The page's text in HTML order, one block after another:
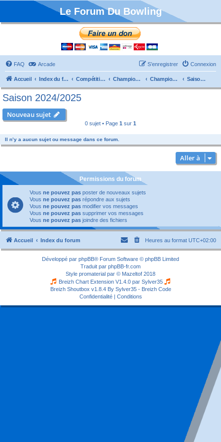
Le Forum Du Bowling
FAQ Arcade Connexion
S’enregistrer
Accueil Index du forum Compétitions Championnats de France Championnat Départemental Saison 2024/2025
Saison 2024/2025
Nouveau sujet
0 sujet • Page 1 sur 1
Il n’y a aucun sujet ou message dans ce forum.
Aller à
Permissions du forum
Vous ne pouvez pas poster de nouveaux sujets
Vous ne pouvez pas répondre aux sujets
Vous ne pouvez pas modifier vos messages
Vous ne pouvez pas supprimer vos messages
Vous ne pouvez pas joindre des fichiers
Accueil Index du forum Heures au format UTC+02:00
Développé par phpBB® Forum Software © phpBB Limited
Traduit par phpBB-fr.com
Style promaterial par © Mazeltof 2018
Breizh Chart Extension V1.4.0 par Sylver35
Breizh Shoutbox v1.8.4 By Sylver35 - Breizh Code
Confidentialité| Conditions